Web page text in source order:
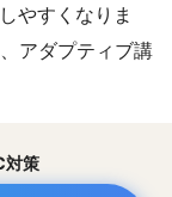
やすくなりま
アダプティブ講
対策